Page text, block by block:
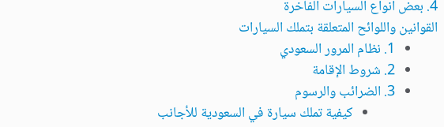
4. بعض أنواع السيارات الفاخرة
القوانين واللوائح المتعلقة بتملك السيارات
1. نظام المرور السعودي
2. شروط الإقامة
3. الضرائب والرسوم
كيفية تملك سيارة في السعودية للأجانب